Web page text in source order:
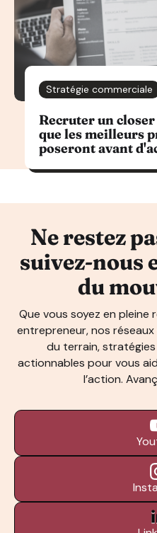
Stratégie commerciale
Recruter un
que les meilleurs
poseront avant
Ne restez
suivez-nous
du
Que vous soyez en pleine
entrepreneur, nos réseaux
du terrain,
actionnables pour vous
l’action.